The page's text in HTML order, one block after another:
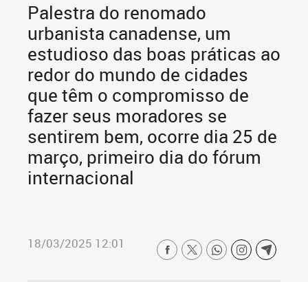
Palestra do renomado
urbanista canadense, um
estudioso das boas práticas ao
redor do mundo de cidades
que têm o compromisso de
fazer seus moradores se
sentirem bem, ocorre dia 25 de
março, primeiro dia do fórum
internacional
18/03/2025 12:01